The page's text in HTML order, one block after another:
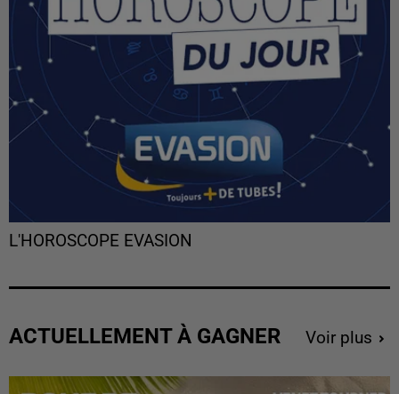
L'HOROSCOPE EVASION
ACTUELLEMENT À GAGNER Voir plus